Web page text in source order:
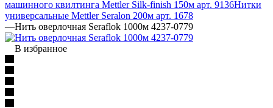
машинного квилтинга Mettler Silk-finish 150м арт. 9136Нитки
универсальные Mettler Seralon 200м арт. 1678
—Нить оверлочная Seraflok 1000м 4237-0779
В избранное